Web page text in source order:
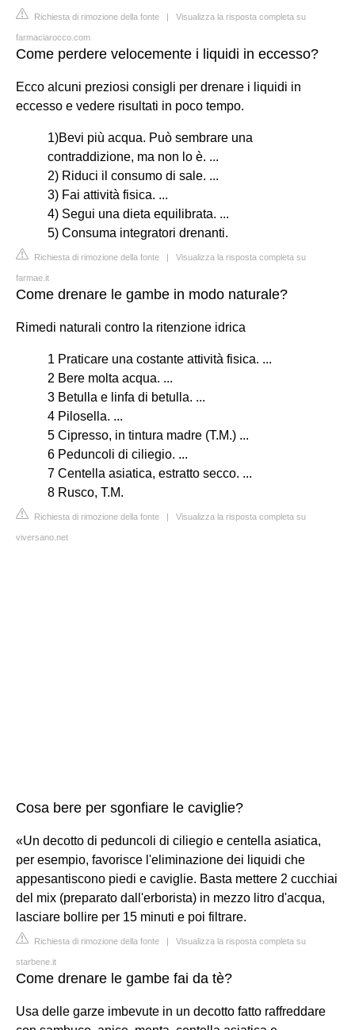
Richiesta di rimozione della fonte | Visualizza la risposta completa su
farmaciarocco.com
Come perdere velocemente i liquidi in eccesso?
Ecco alcuni preziosi consigli per drenare i liquidi in
eccesso e vedere risultati in poco tempo.
1)Bevi più acqua. Può sembrare una
contraddizione, ma non lo è. ...
2) Riduci il consumo di sale. ...
3) Fai attività fisica. ...
4) Segui una dieta equilibrata. ...
5) Consuma integratori drenanti.
Richiesta di rimozione della fonte | Visualizza la risposta completa su
farmae.it
Come drenare le gambe in modo naturale?
Rimedi naturali contro la ritenzione idrica
1 Praticare una costante attività fisica. ...
2 Bere molta acqua. ...
3 Betulla e linfa di betulla. ...
4 Pilosella. ...
5 Cipresso, in tintura madre (T.M.) ...
6 Peduncoli di ciliegio. ...
7 Centella asiatica, estratto secco. ...
8 Rusco, T.M.
Richiesta di rimozione della fonte | Visualizza la risposta completa su
viversano.net
Cosa bere per sgonfiare le caviglie?
«Un decotto di peduncoli di ciliegio e centella asiatica,
per esempio, favorisce l'eliminazione dei liquidi che
appesantiscono piedi e caviglie. Basta mettere 2 cucchiai
del mix (preparato dall'erborista) in mezzo litro d'acqua,
lasciare bollire per 15 minuti e poi filtrare.
Richiesta di rimozione della fonte | Visualizza la risposta completa su
starbene.it
Come drenare le gambe fai da tè?
Usa delle garze imbevute in un decotto fatto raffreddare